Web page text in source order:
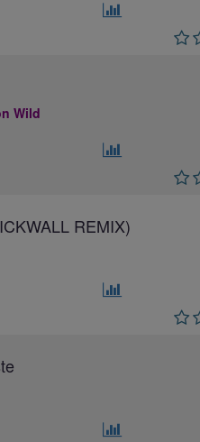
Wild
REMIX)